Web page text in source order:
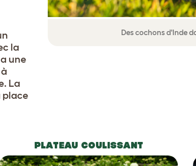
Des cochons d'Inde
la
une
La
place
PLATEAU COULISSANT